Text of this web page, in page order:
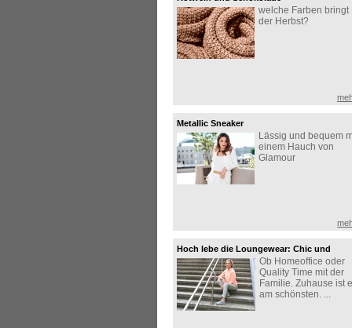
welche Farben bringt
der Herbst?
Metallic Sneaker
Lässig und bequem
einem Hauch von
Glamour
Hoch lebe die Loungewear: Chic und
bequem zuhause
Ob Homeoffice oder
Quality Time mit der
Familie. Zuhause ist
am schönsten. ...